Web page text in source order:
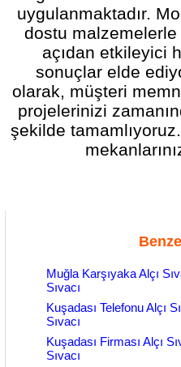
uygulanmaktadır.
dostu malzemelerle
açıdan etkileyici
sonuçlar elde
olarak, müşteri
projelerinizi
şekilde
Muğla Karşıyaka Alçı
Sıvacı
Kuşadası Telefonu Alçı
Sıvacı
Kuşadası Firması Alçı
Sıvacı